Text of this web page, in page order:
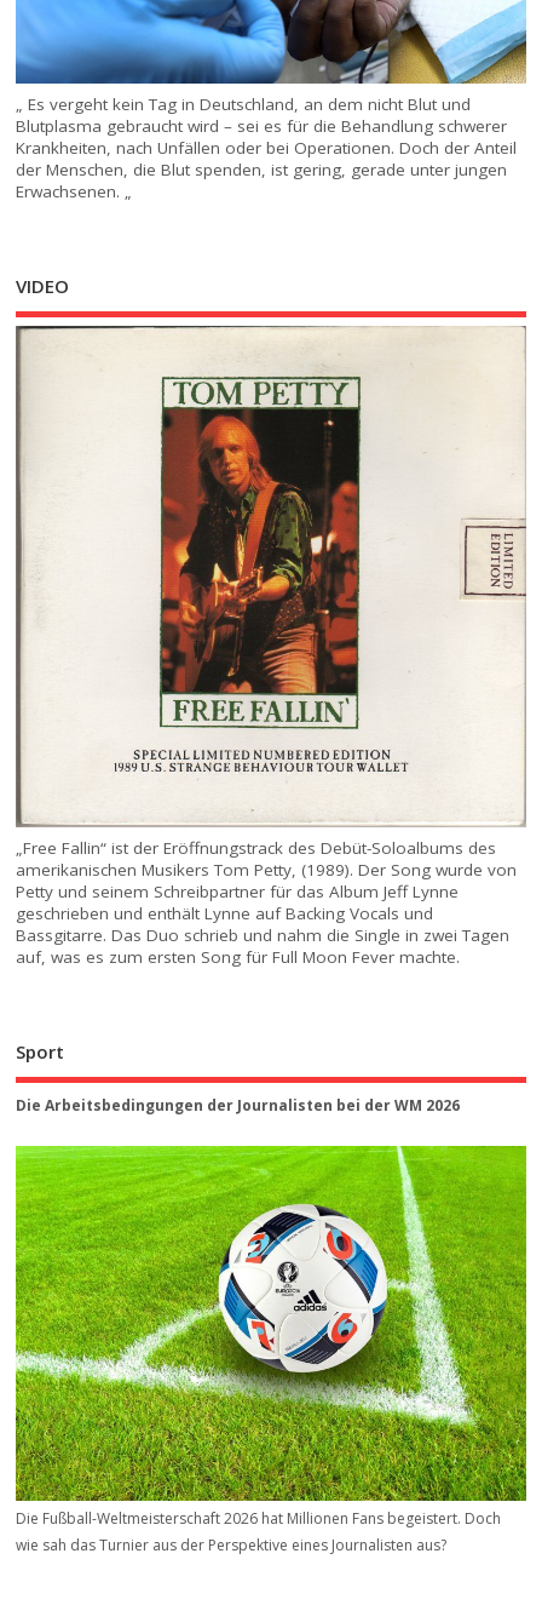
„ Es vergeht kein Tag in Deutschland, an dem nicht Blut und
Blutplasma gebraucht wird – sei es für die Behandlung schwerer
Krankheiten, nach Unfällen oder bei Operationen. Doch der Anteil
der Menschen, die Blut spenden, ist gering, gerade unter jungen
Erwachsenen. „
VIDEO
„Free Fallin“ ist der Eröffnungstrack des Debüt-Soloalbums des
amerikanischen Musikers Tom Petty, (1989). Der Song wurde von
Petty und seinem Schreibpartner für das Album Jeff Lynne
geschrieben und enthält Lynne auf Backing Vocals und
Bassgitarre. Das Duo schrieb und nahm die Single in zwei Tagen
auf, was es zum ersten Song für Full Moon Fever machte.
Sport
Die Arbeitsbedingungen der Journalisten bei der WM 2026
Die Fußball-Weltmeisterschaft 2026 hat Millionen Fans begeistert. Doch
wie sah das Turnier aus der Perspektive eines Journalisten aus?